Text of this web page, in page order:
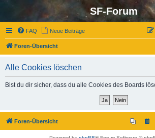
SF-Forum
FAQ Neue Beiträge
Foren-Übersicht
Alle Cookies löschen
Bist du dir sicher, dass du alle Cookies des Boards
Foren-Übersicht